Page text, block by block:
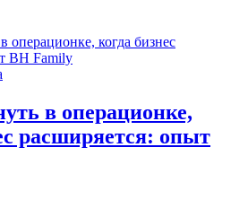
в операционке,
расширяется: опыт